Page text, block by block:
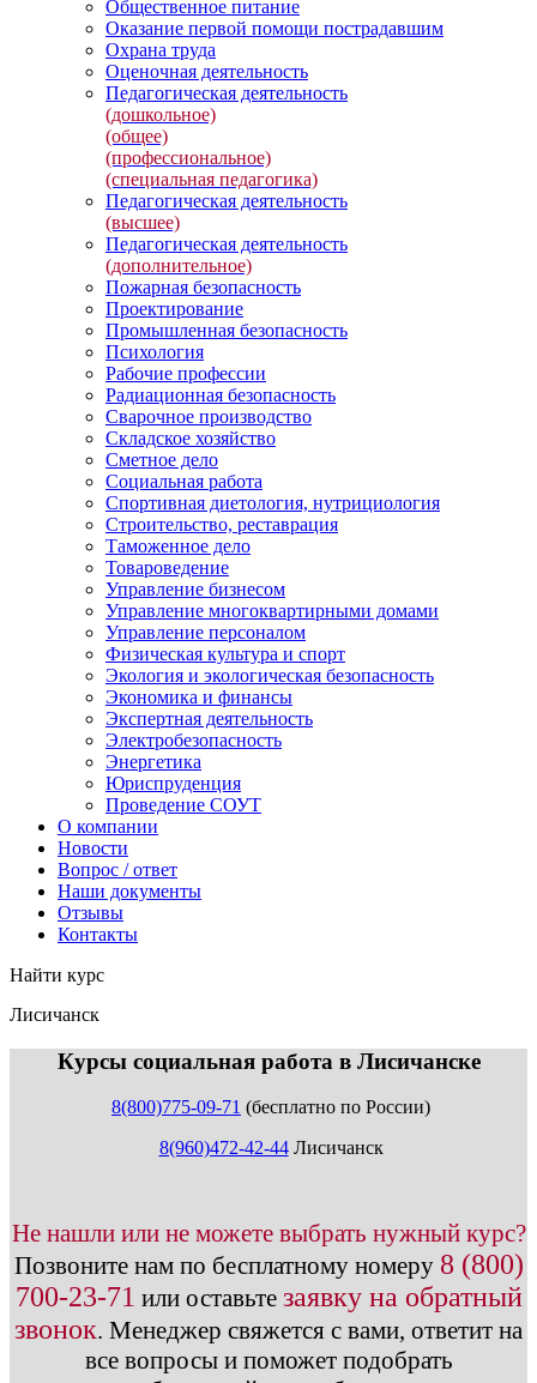
Общественное питание
Оказание первой помощи пострадавшим
Охрана труда
Оценочная деятельность
Педагогическая деятельность
(дошкольное)
(общее)
(профессиональное)
(специальная педагогика)
Педагогическая деятельность
(высшее)
Педагогическая деятельность
(дополнительное)
Пожарная безопасность
Проектирование
Промышленная безопасность
Психология
Рабочие профессии
Радиационная безопасность
Сварочное производство
Складское хозяйство
Сметное дело
Социальная работа
Спортивная диетология, нутрициология
Строительство, реставрация
Таможенное дело
Товароведение
Управление бизнесом
Управление многоквартирными домами
Управление персоналом
Физическая культура и спорт
Экология и экологическая безопасность
Экономика и финансы
Экспертная деятельность
Электробезопасность
Энергетика
Юриспруденция
Проведение СОУТ
О компании
Новости
Вопрос / ответ
Наши документы
Отзывы
Контакты
Найти курс
Лисичанск
Курсы социальная работа в Лисичанске
8(800)775-09-71 (бесплатно по России)
8(960)472-42-44Лисичанск
Не нашли или не можете выбрать нужный курс?
Позвоните нам по бесплатному номеру 8 (800)
700-23-71 или оставьте заявку на обратный
звонок. Менеджер свяжется с вами, ответит на
все вопросы и поможет подобрать